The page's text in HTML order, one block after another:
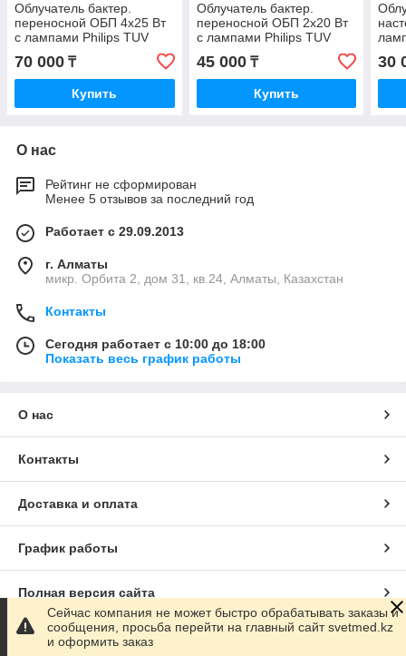
Облучатель бактер.
переносной ОБП 4х25 Вт
с лампами Philips TUV
70 000 ₸
Купить
Облучатель бактер.
переносной ОБП 2х20 Вт
с лампами Philips TUV
45 000₸
Купить
30
О нас
Рейтинг не сформирован
Менее 5 отзывов за последний год
Работает с 29.09.2013
г. Алматы
микр. Орбита 2, дом 31, кв.24, Алматы, Казахстан
Контакты
Сегодня работает с 10:00 до 18:00
Показать весь график работы
О нас
Контакты
Доставка и оплата
График работы
Полная версия сайта
Сайт создан на маркетплейсе
Сейчас компания не может быстро обрабатывать заказы и
сообщения, просьба перейти на главный сайт svetmed.kz
и оформить заказ